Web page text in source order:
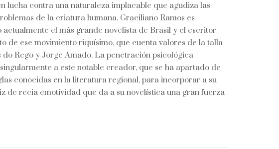
lucha contra una naturaleza implacable que agudiza las
de la criatura humana. Graciliano Ramos es
actualmente el más grande novelista de Brasil y el escritor
de ese movimiento riquísimo, que cuenta valores de la talla
do Rego y Jorge Amado. La penetración psicológica
a este notable creador, que se ha apartado de
conocidas en la literatura regional, para incorporar a su
de recia emotividad que da a su novelística una gran fuerza